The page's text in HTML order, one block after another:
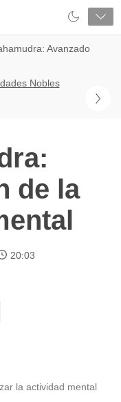
Avanzado
Nobles
de la
20:03
la actividad mental